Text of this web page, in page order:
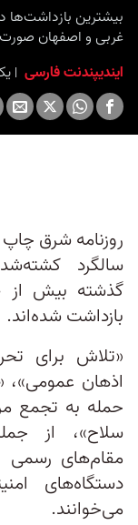
غربی و اصفهان
ایندیپندنت فارسی یک شنبه
روزنامه شرق
بازداشت شده‌اند.
«تلاش برای
اذهان عمومی»،
حمله به تجمع
سلاح»، از
مقام‌های رسمی
دستگاه‌های
می‌خوانند.